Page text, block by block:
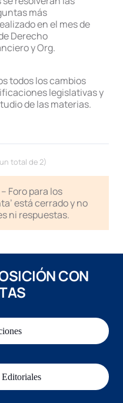
más
en el mes de
Derecho
y Org.
todos los cambios
legislativas y
de las materias.
total de 2)
Foro para los
está cerrado y no
ni respuestas.
CON